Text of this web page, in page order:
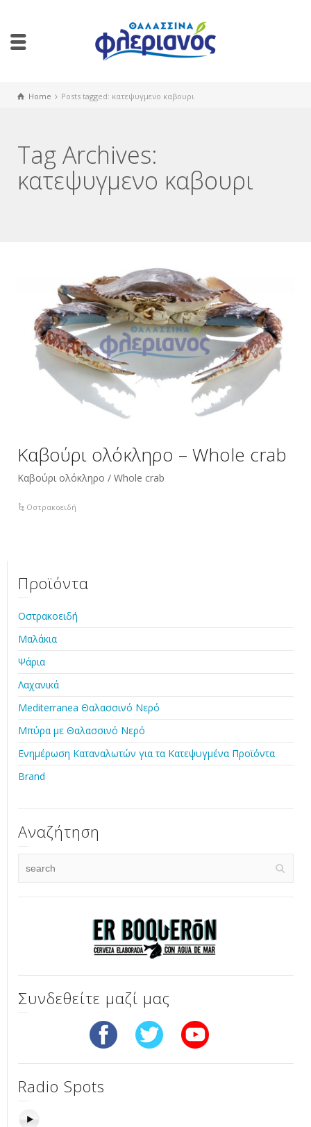
Home Posts tagged: κατεψυγμενο καβουρι
Tag Archives:
κατεψυγμενο καβουρι
Καβούρι ολόκληρο – Whole crab
Καβούρι ολόκληρο / Whole crab
Οστρακοειδή
Προϊόντα
Οστρακοειδή
Μαλάκια
Ψάρια
Λαχανικά
Mediterranea Θαλασσινό Νερό
Μπύρα με Θαλασσινό Νερό
Ενημέρωση Καταναλωτών για τα Κατεψυγμένα Προϊόντα
Brand
Αναζήτηση
Συνδεθείτε μαζί μας
Radio Spots